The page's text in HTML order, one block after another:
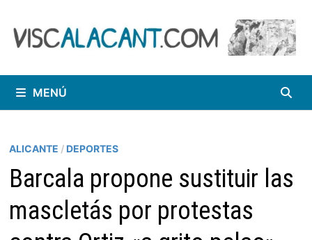
contenido
MENÚ
ALICANTE / DEPORTES
Barcala propone sustituir las
mascletás por protestas